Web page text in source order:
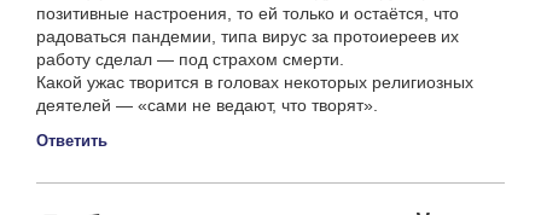
позитивные настроения, то ей только и остаётся, что
радоваться пандемии, типа вирус за протоиереев их
работу сделал — под страхом смерти.
Какой ужас творится в головах некоторых религиозных
деятелей — «сами не ведают, что творят».
Ответить